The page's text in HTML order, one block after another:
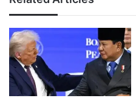
menghasilkan kesepakatan
Australia. Kedua negara
perjanjian keamanan baru pada
Menurut Prabowo, seluruh
pada pertemuan kali ini, dan
kerangka kerja sama yang
adaptif terhadap tantangan